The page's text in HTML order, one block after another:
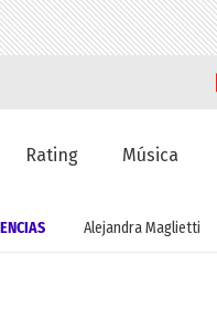
Rating Música
Alejandra Maglietti